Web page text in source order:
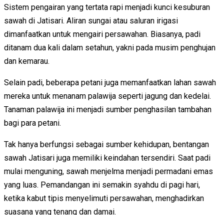
Sistem pengairan yang tertata rapi menjadi kunci kesuburan
sawah di Jatisari. Aliran sungai atau saluran irigasi
dimanfaatkan untuk mengairi persawahan. Biasanya, padi
ditanam dua kali dalam setahun, yakni pada musim penghujan
dan kemarau.
Selain padi, beberapa petani juga memanfaatkan lahan sawah
mereka untuk menanam palawija seperti jagung dan kedelai.
Tanaman palawija ini menjadi sumber penghasilan tambahan
bagi para petani.
Tak hanya berfungsi sebagai sumber kehidupan, bentangan
sawah Jatisari juga memiliki keindahan tersendiri. Saat padi
mulai menguning, sawah menjelma menjadi permadani emas
yang luas. Pemandangan ini semakin syahdu di pagi hari,
ketika kabut tipis menyelimuti persawahan, menghadirkan
suasana yang tenang dan damai.